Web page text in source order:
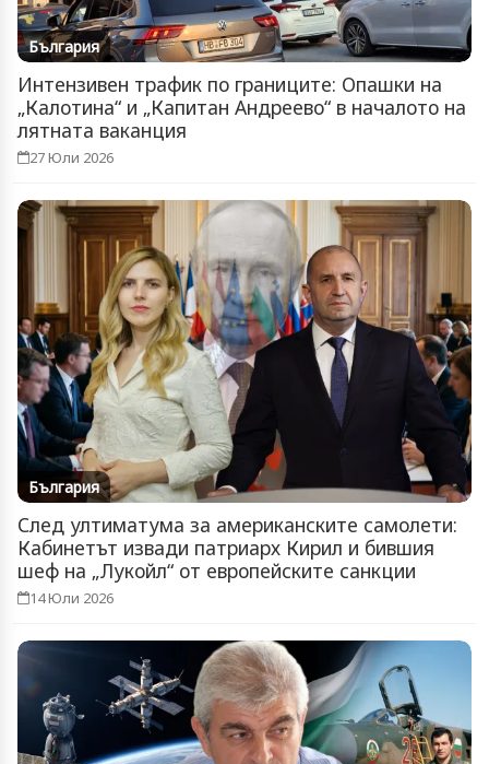
България
Интензивен трафик по границите: Опашки на
„Калотина“ и „Капитан Андреево“ в началото на
лятната ваканция
27 Юли 2026
България
След ултиматума за американските самолети:
Кабинетът извади патриарх Кирил и бившия
шеф на „Лукойл“ от европейските санкции
14 Юли 2026